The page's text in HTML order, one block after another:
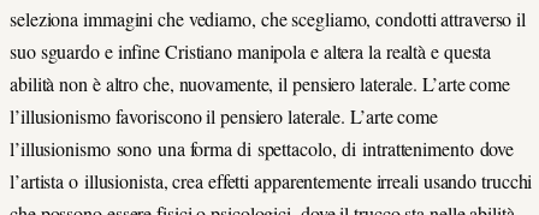
seleziona immagini che vediamo, che scegliamo, condotti attraverso il
suo sguardo e infine Cristiano manipola e altera la realtà e questa
abilità non è altro che, nuovamente, il pensiero laterale. L’arte come
l’illusionismo favoriscono il pensiero laterale. L’arte come
l’illusionismo sono una forma di spettacolo, di intrattenimento dove
l’artista o illusionista, crea effetti apparentemente irreali usando trucchi